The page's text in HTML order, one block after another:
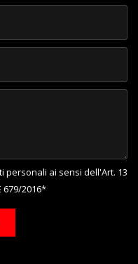
personali ai sensi dell'Art. 13
679/2016*
di lasciare vuoto